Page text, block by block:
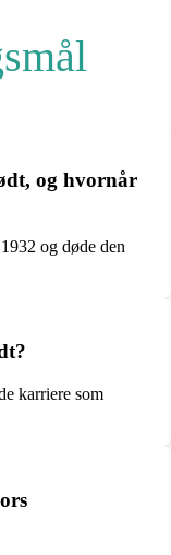
og hvornår
og døde den
karriere som